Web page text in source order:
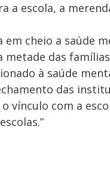
a escola, a
cheio a saúde
das famílias
à saúde
das
vínculo com a